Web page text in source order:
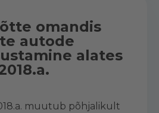
omandis
autode
alates
muutub põhjalikult